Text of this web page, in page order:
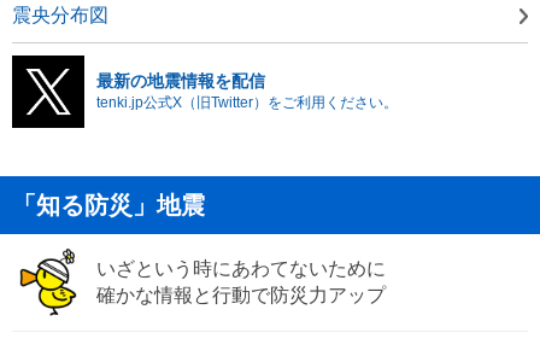
震央分布図
最新の地震情報を配信
tenki.jp公式X（旧Twitter）をご利用ください。
「知る防災」地震
いざという時にあわてないために
確かな情報と行動で防災力アップ